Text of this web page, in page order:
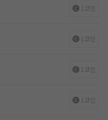
1코인
1코인
1코인
1코인